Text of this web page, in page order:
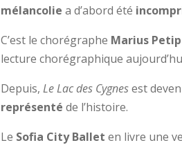
mélancolie a d’abord été
C’est le chorégraphe Marius
lecture chorégraphique
Depuis,Le Lac des Cygnesest
représenté de l’histoire.
Le Sofia City Ballet en livre une